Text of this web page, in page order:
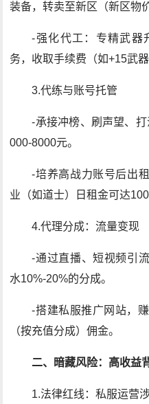
装备，转卖至新区（新区物
-强化代工：专精武器
务，收取手续费（如+15武
3.代练与账号托管
-承接冲榜、刷声望、
000-8000元。
-培养高战力账号后出
业（如道士）日租金可达100
4.代理分成：流量变现
-通过直播、短视频引
水10%-20%的分成。
-搭建私服推广网站，
（按充值分成）佣金。
二、暗藏风险：高收益
1.法律红线：私服运营